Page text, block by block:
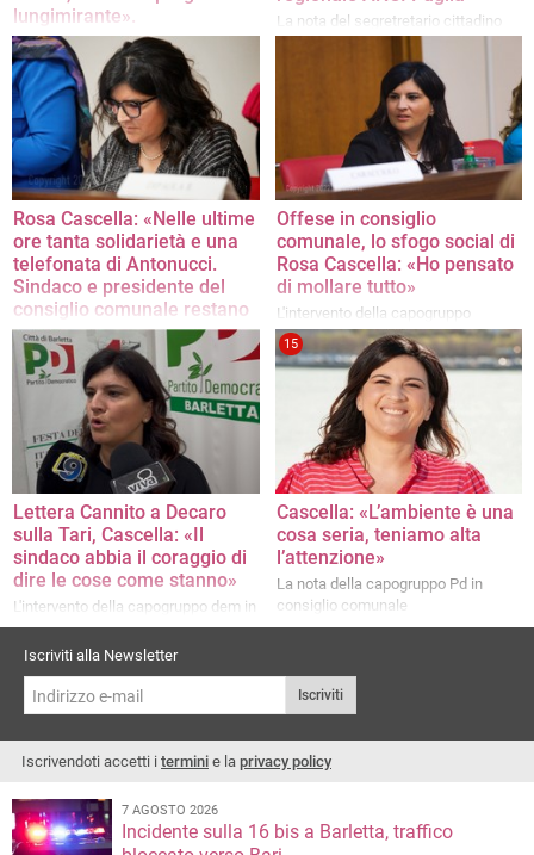
lungimirante».
L'intervento della capogruppo del
Partito Democratico
La nota del segretretario cittadino
Rosa Cascella: «Nelle ultime
ore tanta solidarietà e una
telefonata di Antonucci.
Sindaco e presidente del
consiglio comunale restano
in silenzio»
Torna a parlare la capogruppo dem
Offese in consiglio
comunale, lo sfogo social di
Rosa Cascella: «Ho pensato
di mollare tutto»
L'intervento della capogruppo
consiliare del Partito Democratico
Lettera Cannito a Decaro
sulla Tari, Cascella: «Il
sindaco abbia il coraggio di
dire le cose come stanno»
L'intervento della capogruppo dem in
consiglio comunale
15
Cascella: «L’ambiente è una
cosa seria, teniamo alta
l’attenzione»
La nota della capogruppo Pd in
consiglio comunale
Iscriviti alla Newsletter
Iscriviti
Iscrivendoti accetti i termini e la privacy policy
7 AGOSTO 2026
Incidente sulla 16 bis a Barletta, traffico